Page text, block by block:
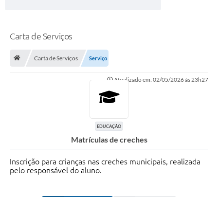
Carta de Serviços
Carta de Serviços Serviço
Atualizado em: 02/05/2026 às 23h27
EDUCAÇÃO
Matrículas de creches
Inscrição para crianças nas creches municipais, realizada
pelo responsável do aluno.